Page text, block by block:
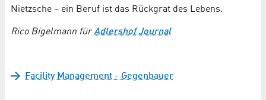
Nietzsche – ein Beruf ist das Rückgrat des Lebens.
Rico Bigelmann fürAdlershof Journal
Facility Management - Gegenbauer